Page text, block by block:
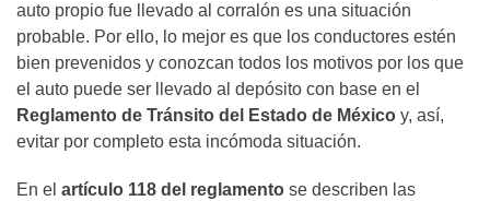
auto propio fue llevado al corralón es una situación
probable. Por ello, lo mejor es que los conductores estén
bien prevenidos y conozcan todos los motivos por los que
el auto puede ser llevado al depósito con base en el
Reglamento de Tránsito del Estado de México y, así,
evitar por completo esta incómoda situación.
En el artículo 118 del reglamento se describen las